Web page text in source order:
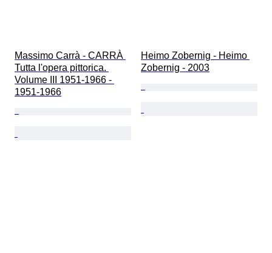
Massimo Carrà - CARRÀ
Tutta l'opera pittorica.
Volume III 1951-1966 -
1951-1966
Heimo Zobernig - Heimo
Zobernig - 2003